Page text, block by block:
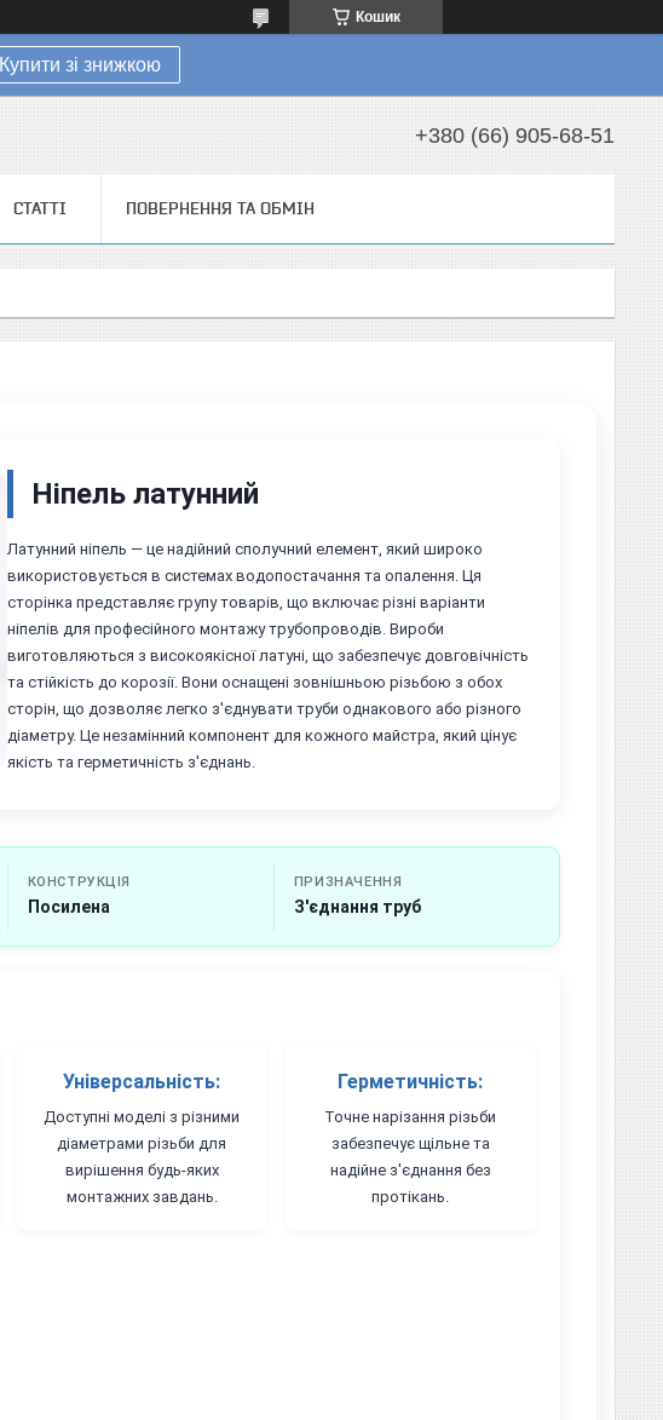
Кошик
Купити зі знижкою
+380 (66) 905-68-51
СТАТТІ ПОВЕРНЕННЯ ТА ОБМІН
Ніпель латунний
Латунний ніпель — це надійний сполучний елемент, який широко
використовується в системах водопостачання та опалення. Ця
сторінка представляє групу товарів, що включає різні варіанти
ніпелів для професійного монтажу трубопроводів. Вироби
виготовляються з високоякісної латуні, що забезпечує довговічність
та стійкість до корозії. Вони оснащені зовнішньою різьбою з обох
сторін, що дозволяє легко з'єднувати труби однакового або різного
діаметру. Це незамінний компонент для кожного майстра, який цінує
якість та герметичність з'єднань.
КОНСТРУКЦІЯ
Посилена
ПРИЗНАЧЕННЯ
З'єднання труб
Універсальність:
Доступні моделі з різними
діаметрами різьби для
вирішення будь-яких
монтажних завдань.
Герметичність:
Точне нарізання різьби
забезпечує щільне та
надійне з'єднання без
протікань.